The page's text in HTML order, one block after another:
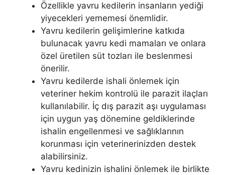
Özellikle yavru kedilerin insanların yediği
yiyecekleri yememesi önemlidir.
Yavru kedilerin gelişimlerine katkıda
bulunacak yavru kedi mamaları ve onlara
özel üretilen süt tozları ile beslenmesi
önerilir.
Yavru kedilerde ishali önlemek için
veteriner hekim kontrolü ile parazit ilaçları
kullanılabilir. İç dış parazit aşı uygulaması
için uygun yaş dönemine geldiklerinde
ishalin engellenmesi ve sağlıklarının
korunması için veterinerinizden destek
alabilirsiniz.
Yavru kedinizin ishalini önlemek ile birlikte